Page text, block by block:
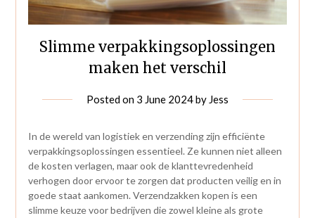
Slimme verpakkingsoplossingen
maken het verschil
Posted on 3 June 2024by Jess
In de wereld van logistiek en verzending zijn efficiënte
verpakkingsoplossingen essentieel. Ze kunnen niet alleen
de kosten verlagen, maar ook de klanttevredenheid
verhogen door ervoor te zorgen dat producten veilig en in
goede staat aankomen. Verzendzakken kopen is een
slimme keuze voor bedrijven die zowel kleine als grote